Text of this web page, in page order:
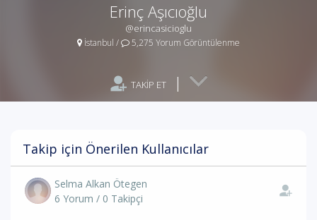
Erinç Aşıcıoğlu
@erincasicioglu
İstanbul / 5,275 Yorum Görüntülenme
TAKİP ET |
Takip için Önerilen Kullanıcılar
Selma Alkan Ötegen
6 Yorum / 0 Takipçi